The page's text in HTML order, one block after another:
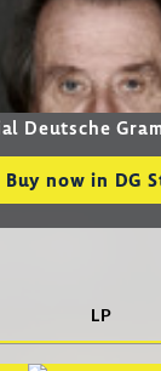
Deutsche
Buy now in DG
LP